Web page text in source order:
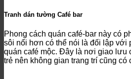
Tranh dán tường Café bar
Phong cách quán café-bar này có
sôi nổi hơn có thể nói là đối lập với
quán café mộc. Đây là nơi giao lưu
trẻ nên không gian trang trí cũng có